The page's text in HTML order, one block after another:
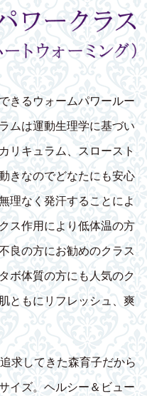
きるウォームパワールー
ムは運動生理学に基づい
リキュラム、スロースト
きなのでどなたにも安心
理なく発汗することによ
ス作用により低体温の方
良の方にお勧めのクラス
ボ体質の方にも人気のク
ともにリフレッシュ、爽
求してきた森育子だから
イズ。ヘルシー＆ビュー